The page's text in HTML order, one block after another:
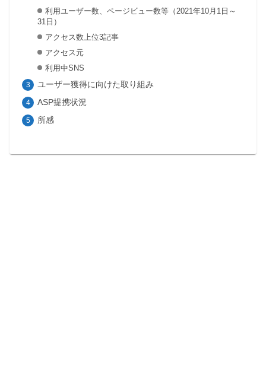
利用ユーザー数、ページビュー数等（2021年10月1日～
31日）
アクセス数上位3記事
アクセス元
利用中SNS
ユーザー獲得に向けた取り組み
ASP提携状況
所感